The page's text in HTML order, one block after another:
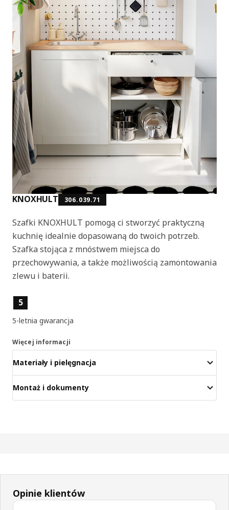
KNOXHULT 306.039.71
Szafki KNOXHULT pomogą ci stworzyć praktyczną
kuchnię idealnie dopasowaną do twoich potrzeb.
Szafka stojąca z mnóstwem miejsca do
przechowywania, a także możliwością zamontowania
zlewu i baterii.
Cechy produktu
5
5-letnia gwarancja
Więcej informacji
Materiały i pielęgnacja
Montaż i dokumenty
Opinie klientów